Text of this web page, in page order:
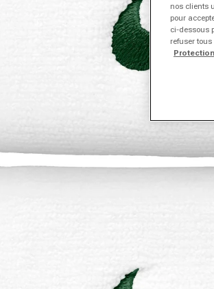
nos clients
pour
ci-dessous
refuser